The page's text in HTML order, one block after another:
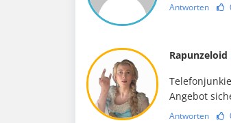
Antworten
Rapunzeloid
Angebot
Antworten